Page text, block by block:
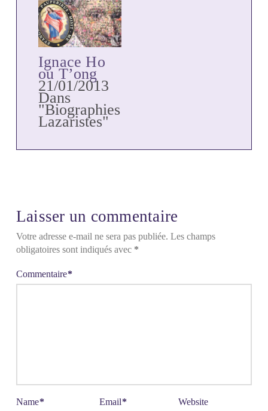
Ignace Ho
ou T’ong
21/01/2013
Dans
"Biographies
Lazaristes"
Laisser un commentaire
Votre adresse e-mail ne sera pas publiée. Les champs
obligatoires sont indiqués avec *
Commentaire*
Name* Email* Website